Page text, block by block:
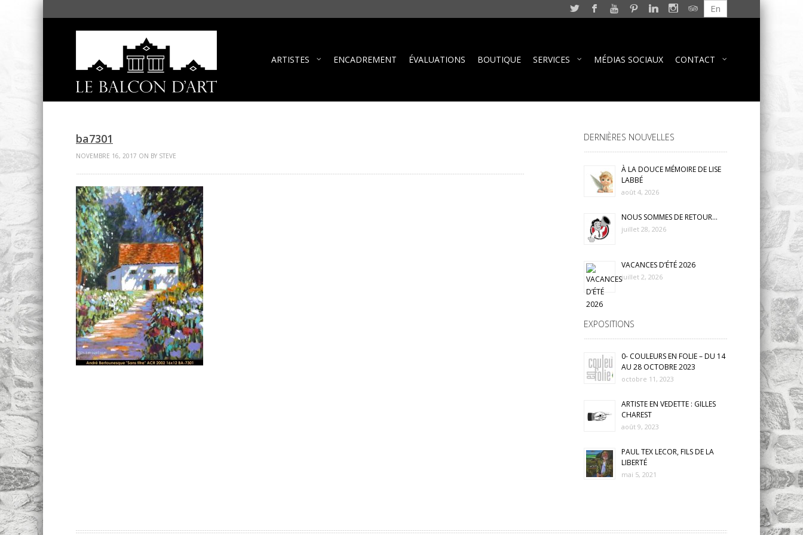
En
ARTISTES ENCADREMENT ÉVALUATIONS BOUTIQUE SERVICES MÉDIAS SOCIAUX CONTACT
ba7301
NOVEMBRE 16, 2017 ON BY STEVE
DERNIÈRES NOUVELLES
À LA DOUCE MÉMOIRE DE LISE
LABBÉ
août 4, 2026
NOUS SOMMES DE RETOUR…
juillet 28, 2026
VACANCES D’ÉTÉ 2026
juillet 2, 2026
EXPOSITIONS
0- COULEURS EN FOLIE – DU 14
AU 28 OCTOBRE 2023
octobre 11, 2023
ARTISTE EN VEDETTE : GILLES
CHAREST
août 9, 2023
PAUL TEX LECOR, FILS DE LA
LIBERTÉ
mai 5, 2021